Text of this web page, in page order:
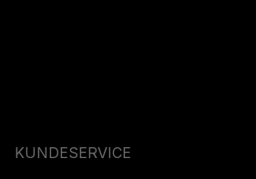
KUNDESERVICE